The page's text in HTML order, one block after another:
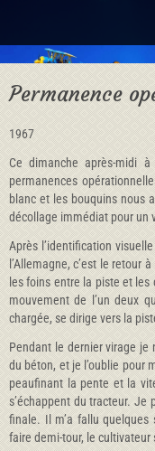
Permanence
1967
Ce dimanche après-midi
permanences
blanc et les bouquins nous
décollage immédiat pour un
Après l’identification
l’Allemagne, c’est le retour
les foins entre la piste et
mouvement de l’un deux
chargée, se dirige vers la
Pendant le dernier virage je
du béton, et je l’oublie pour
peaufinant la pente et la
s’échappent du tracteur. Je
finale. Il m’a fallu quelques
faire demi-tour, le